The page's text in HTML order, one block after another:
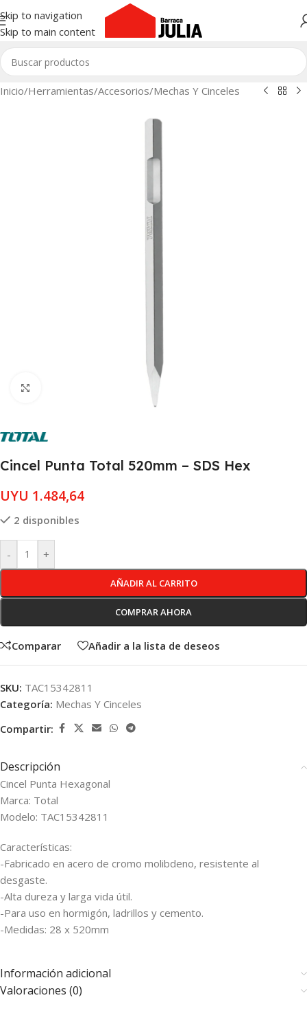
Skip to navigation
Skip to main content
Inicio/Herramientas/Accesorios/Mechas Y Cinceles
Cincel Punta Total 520mm – SDS Hex
UYU 1.484,64
2 disponibles
- +
AÑADIR AL CARRITO
COMPRAR AHORA
Comparar Añadir a la lista de deseos
SKU: TAC15342811
Categoría: Mechas Y Cinceles
Compartir:
Descripción
Cincel Punta Hexagonal
Marca: Total
Modelo: TAC15342811
Características:
-Fabricado en acero de cromo molibdeno, resistente al
desgaste.
-Alta dureza y larga vida útil.
-Para uso en hormigón, ladrillos y cemento.
-Medidas: 28 x 520mm
Información adicional
Valoraciones (0)